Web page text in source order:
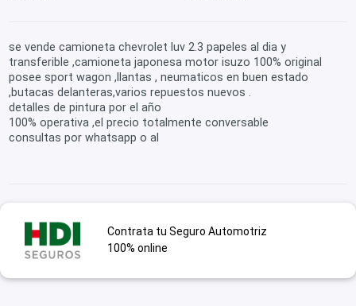
se vende camioneta chevrolet luv 2.3 papeles al dia y
transferible ,camioneta japonesa motor isuzo 100% original
posee sport wagon ,llantas , neumaticos en buen estado
,butacas delanteras,varios repuestos nuevos .
detalles de pintura por el año
100% operativa ,el precio totalmente conversable
consultas por whatsapp o al
Contrata tu Seguro Automotriz
100% online